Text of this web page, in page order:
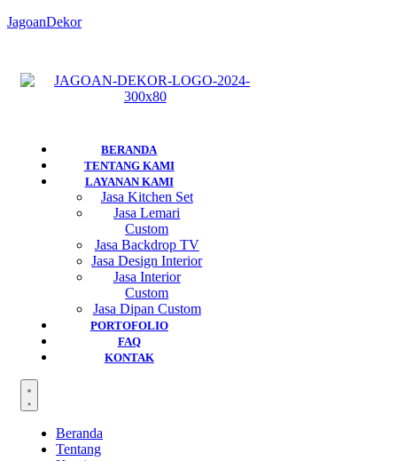
JagoanDekor
BERANDA
TENTANG KAMI
LAYANAN KAMI
Jasa Kitchen Set
Jasa Lemari
Custom
Jasa Backdrop TV
Jasa Design Interior
Jasa Interior
Custom
Jasa Dipan Custom
PORTOFOLIO
FAQ
KONTAK
Beranda
Tentang